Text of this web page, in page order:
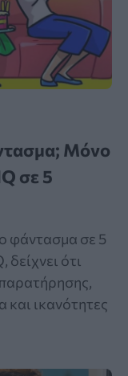
Μόνο
σε 5
φάντασμα σε 5
ότι
και ικανότητες